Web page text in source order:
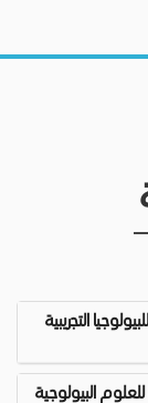
التجريبية
البيولوجية